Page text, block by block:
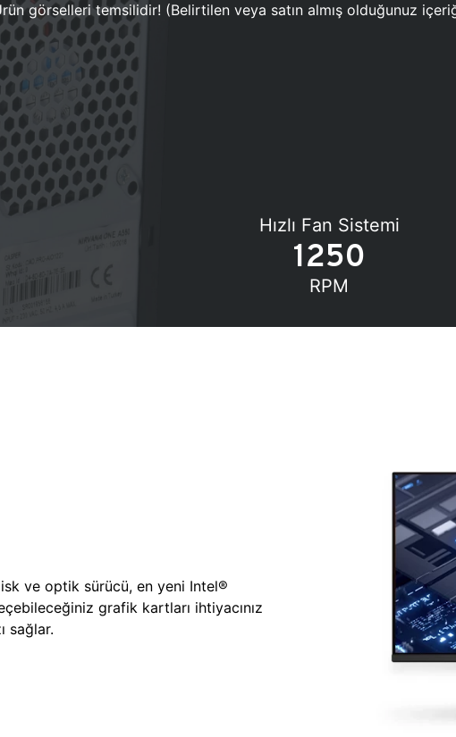
görselleri temsilidir! (Belirtilen veya satın almış olduğunuz
Hızlı Fan Sistemi
1250
RPM
ve optik sürücü, en yeni Intel®
grafik kartları ihtiyacınız
sağlar.